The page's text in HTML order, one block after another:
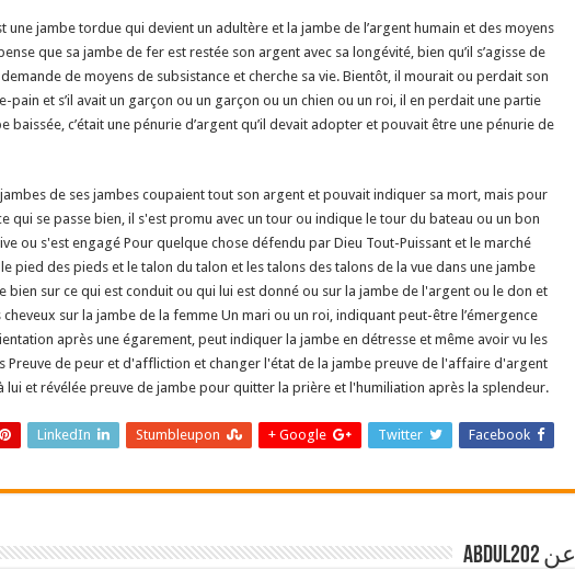
une jambe tordue qui devient un adultère et la jambe de l’argent humain et des moyens
que sa jambe de fer est restée son argent avec sa longévité, bien qu’il s’agisse de
de moyens de subsistance et cherche sa vie. Bientôt, il mourait ou perdait son
pain et s’il avait un garçon ou un garçon ou un chien ou un roi, il en perdait une partie
baissée, c’était une pénurie d’argent qu’il devait adopter et pouvait être une pénurie de
de ses jambes coupaient tout son argent et pouvait indiquer sa mort, mais pour
qui se passe bien, il s'est promu avec un tour ou indique le tour du bateau ou un bon
ou s'est engagé Pour quelque chose défendu par Dieu Tout-Puissant et le marché
pied des pieds et le talon du talon et les talons des talons de la vue dans une jambe
bien sur ce qui est conduit ou qui lui est donné ou sur la jambe de l'argent ou le don et
sur la jambe de la femme Un mari ou un roi, indiquant peut-être l’émergence
après une égarement, peut indiquer la jambe en détresse et même avoir vu les
Preuve de peur et d'affliction et changer l'état de la jambe preuve de l'affaire d'argent
lui et révélée preuve de jambe pour quitter la prière et l'humiliation après la splendeur.
Facebook
Twitter
Google +
Stumbleupon
LinkedIn
عن abdul202